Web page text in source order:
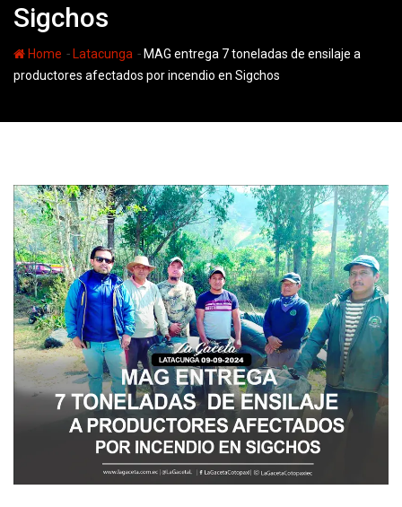
Sigchos
Home - Latacunga - MAG entrega 7 toneladas de ensilaje a
productores afectados por incendio en Sigchos